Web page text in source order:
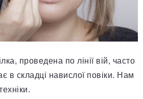
проведена по лінії вій, часто
в складці навислої повіки. Нам